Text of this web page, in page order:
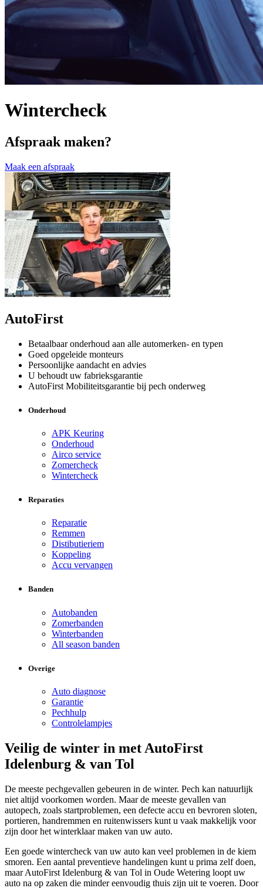
Wintercheck
Afspraak maken?
Maak een afspraak
AutoFirst
Betaalbaar onderhoud aan alle automerken- en typen
Goed opgeleide monteurs
Persoonlijke aandacht en advies
U behoudt uw fabrieksgarantie
AutoFirst Mobiliteitsgarantie bij pech onderweg
Onderhoud
APK Keuring
Onderhoud
Airco service
Zomercheck
Wintercheck
Reparaties
Reparatie
Remmen
Distibutieriem
Koppeling
Accu vervangen
Banden
Autobanden
Zomerbanden
Winterbanden
All season banden
Overige
Auto diagnose
Garantie
Pechhulp
Controlelampjes
Veilig de winter in met AutoFirst
Idelenburg & van Tol
De meeste pechgevallen gebeuren in de winter. Pech kan natuurlijk
niet altijd voorkomen worden. Maar de meeste gevallen van
autopech, zoals startproblemen, een defecte accu en bevroren sloten,
portieren, handremmen en ruitenwissers kunt u vaak makkelijk voor
zijn door het winterklaar maken van uw auto.
Een goede wintercheck van uw auto kan veel problemen in de kiem
smoren. Een aantal preventieve handelingen kunt u prima zelf doen,
maar AutoFirst Idelenburg & van Tol in Oude Wetering loopt uw
auto na op zaken die minder eenvoudig thuis zijn uit te voeren. Door